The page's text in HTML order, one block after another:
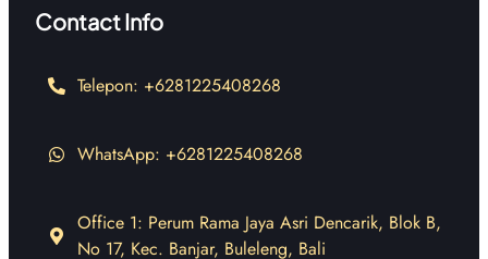
Contact Info
Telepon: +6281225408268
WhatsApp: +6281225408268
Office 1: Perum Rama Jaya Asri Dencarik, Blok B,
No 17, Kec. Banjar, Buleleng, Bali